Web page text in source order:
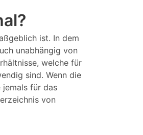
ist. In dem
unabhängig von
welche für
sind. Wenn die
jemals für das
von